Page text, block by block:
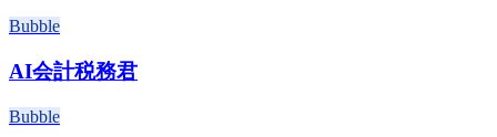
Bubble
AI会計税務君
Bubble